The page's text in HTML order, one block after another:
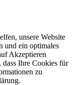
unsere Website
und ein optimales
Akzeptieren
dass Ihre Cookies für
zu